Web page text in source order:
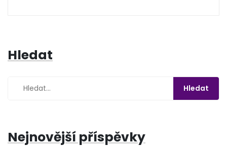
Hledat
Nejnovější příspěvky